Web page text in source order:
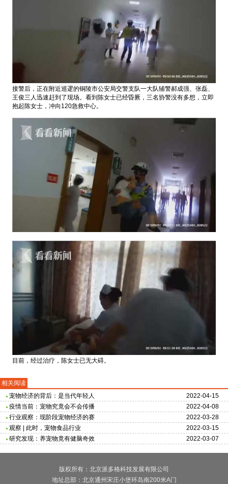
接警后，正在附近巡逻的铜陵市公安局交警支队一大队辅警郝成强、张磊、
王俊三人迅速赶到了现场。看到陈女士已经昏厥，三名协警没有多想，立即
抱起陈女士，冲向120急救中心。
目前，经过治疗，陈女士已无大碍。
相关阅读
2022-04-15
宠物经济的背后：是当代年轻人
2022-04-08
疫情当前：宠物究竟会不会传播
2022-03-28
行业观察：现阶段宠物经济的赛
2022-03-15
观察 | 此时，宠物食品行业
2022-03-07
研究发现：养宠物竟有健脑奇效
版权所有：北京派多格科技发展有限公司
地址总部：北京通州宋庄小堡环岛南200米A门